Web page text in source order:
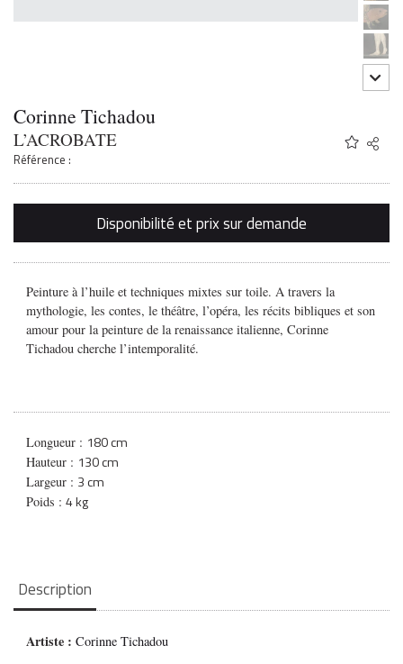
Corinne Tichadou
L’ACROBATE
Référence :
Share
Twitter
Email
Disponibilité et prix sur demande
Peinture à l’huile et techniques mixtes sur toile. A travers la
mythologie, les contes, le théâtre, l’opéra, les récits bibliques et son
amour pour la peinture de la renaissance italienne, Corinne
Tichadou cherche l’intemporalité.
Longueur : 180 cm
Hauteur : 130 cm
Largeur : 3 cm
Poids :4 kg
Description
Artiste :Corinne Tichadou